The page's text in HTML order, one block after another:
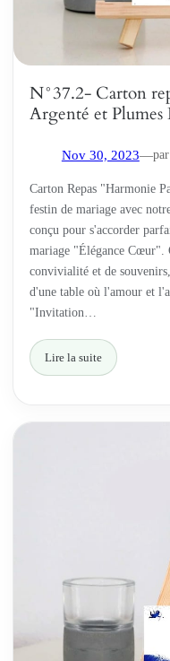
N°37.2- Carton repas
Argenté et Plumes
Nov 30, 2023—par
Carton Repas "Harmonie
festin de mariage avec
conçu pour s'accorder
mariage "Élégance Cœur".
convivialité et de
d'une table où l'amour et
"Invitation…
Lire la suite